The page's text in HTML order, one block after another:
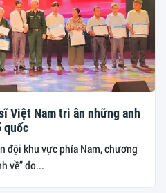
Việt Nam tri ân những anh
quốc
đội khu vực phía Nam, chương
về” do...